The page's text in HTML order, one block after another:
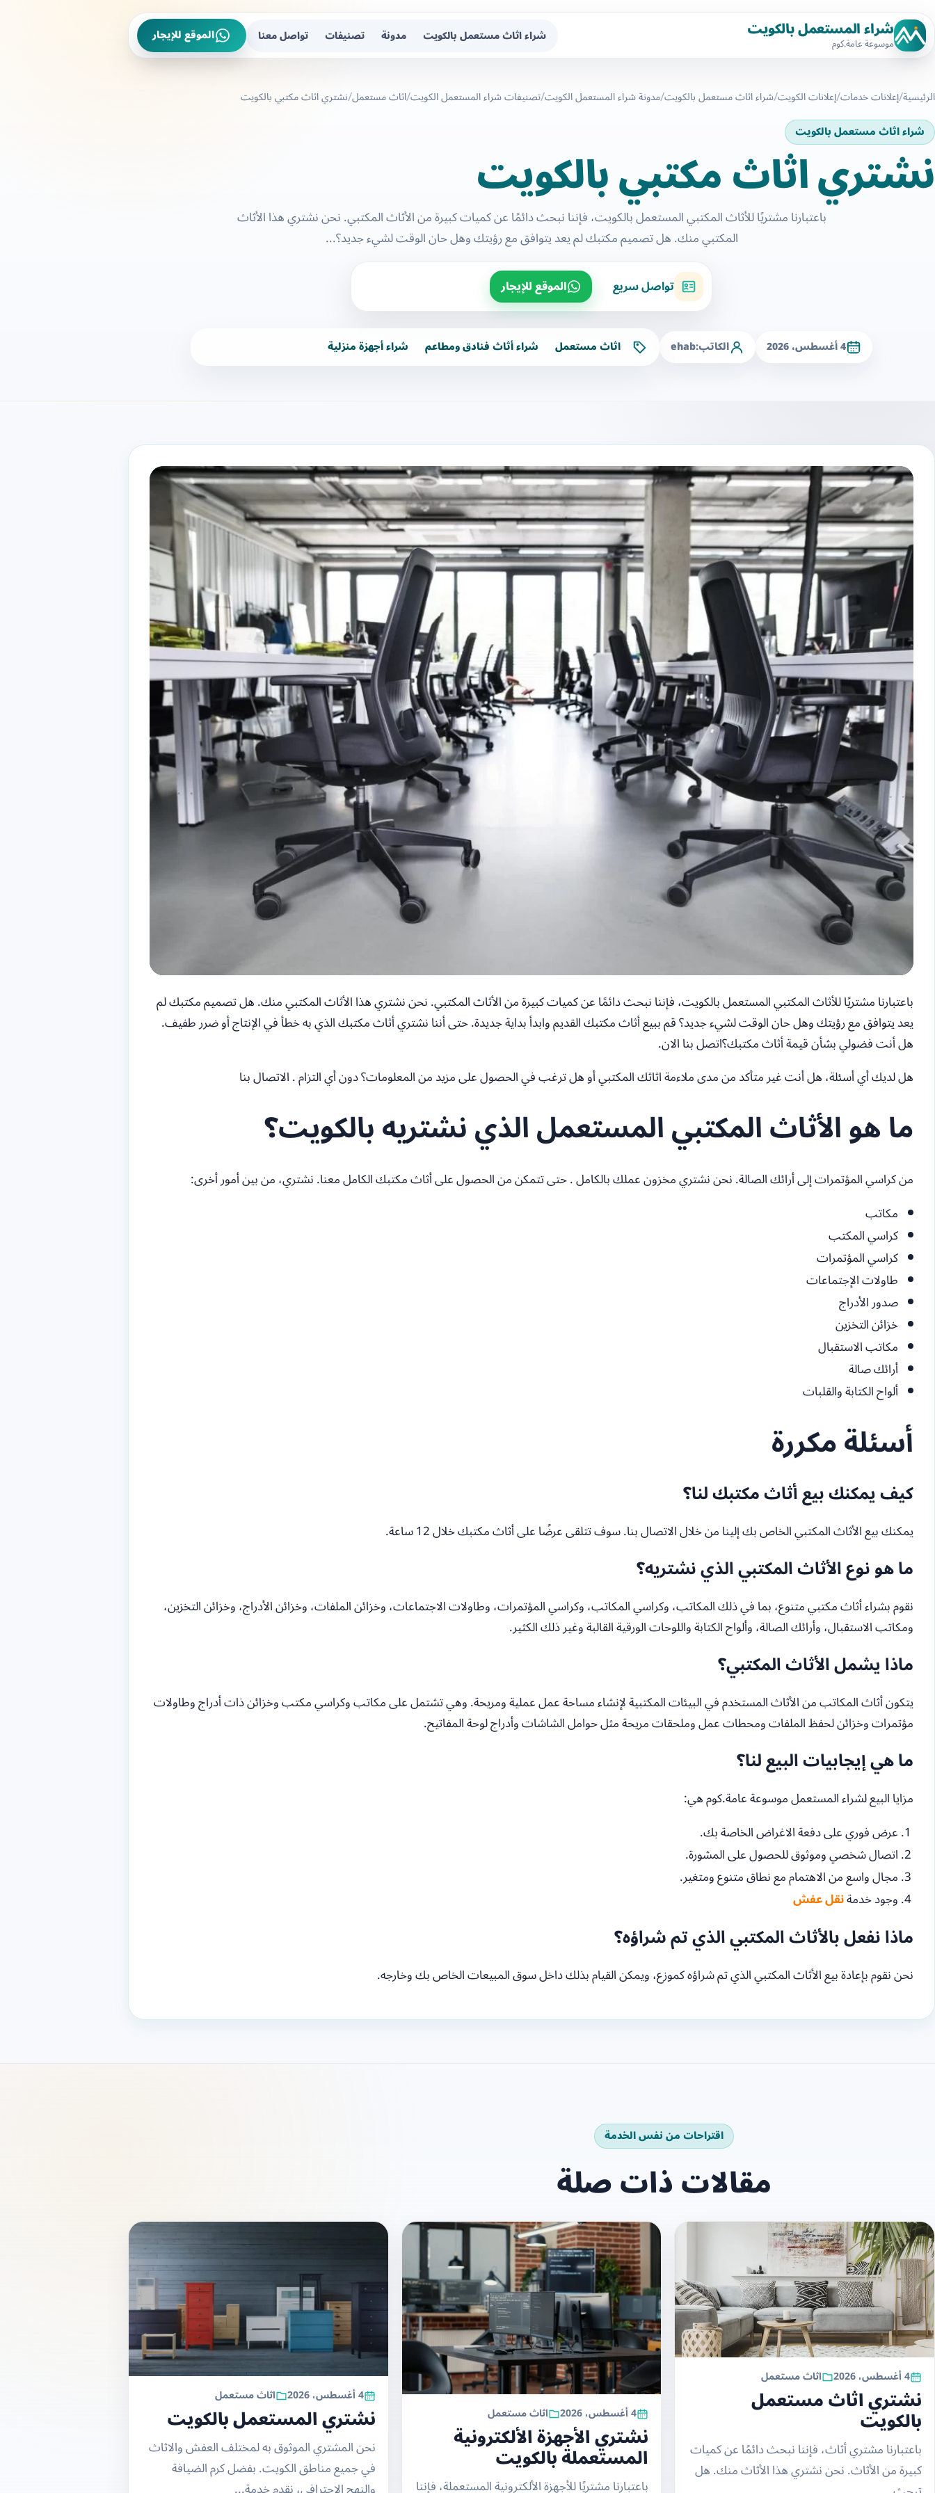
شراء المستعمل بالكويت
موسوعة عامة.كوم شراء اثاث مستعمل بالكويت مدونة تصنيفات تواصل معنا الموقع للإيجار
الرئيسية إعلانات خدمات إعلانات الكويت شراء اثاث مستعمل بالكويت مدونة شراء المستعمل الكويت تصنيفات شراء المستعمل الكويت اثاث مستعمل نشتري اثاث مكتبي بالكويت
شراء اثاث مستعمل بالكويت
نشتري اثاث مكتبي بالكويت
باعتبارنا مشتريًا للأثاث المكتبي المستعمل بالكويت، فإننا نبحث دائمًا عن كميات كبيرة من الأثاث المكتبي. نحن نشتري هذا الأثاث
المكتبي منك. هل تصميم مكتبك لم يعد يتوافق مع رؤيتك وهل حان الوقت لشيء جديد؟...
تواصل سريع الموقع للإيجار
4 أغسطس، 2026 الكاتب:ehab اثاث مستعمل شراء أثاث فنادق ومطاعم شراء أجهزة منزلية
باعتبارنا مشتريًا للأثاث المكتبي المستعمل بالكويت، فإننا نبحث دائمًا عن كميات كبيرة من الأثاث المكتبي. نحن نشتري هذا الأثاث المكتبي منك. هل تصميم مكتبك لم
يعد يتوافق مع رؤيتك وهل حان الوقت لشيء جديد؟ قم ببيع أثاث مكتبك القديم وابدأ بداية جديدة. حتى أننا نشتري أثاث مكتبك الذي به خطأ في الإنتاج أو ضرر طفيف.
هل أنت فضولي بشأن قيمة أثاث مكتبك؟اتصل بنا الان.
هل لديك أي أسئلة، هل أنت غير متأكد من مدى ملاءمة اثاثك المكتبي أو هل ترغب في الحصول على مزيد من المعلومات؟ دون أي التزام . الاتصال بنا
ما هو الأثاث المكتبي المستعمل الذي نشتريه بالكويت؟
من كراسي المؤتمرات إلى أرائك الصالة. نحن نشتري مخزون عملك بالكامل . حتى تتمكن من الحصول على أثاث مكتبك الكامل معنا. نشتري، من بين أمور أخرى:
مكاتب
كراسي المكتب
كراسي المؤتمرات
طاولات الإجتماعات
صدور الأدراج
خزائن التخزين
مكاتب الاستقبال
أرائك صالة
ألواح الكتابة والقلبات
أسئلة مكررة
كيف يمكنك بيع أثاث مكتبك لنا؟
يمكنك بيع الأثاث المكتبي الخاص بك إلينا من خلال الاتصال بنا. سوف تتلقى عرضًا على أثاث مكتبك خلال 12 ساعة.
ما هو نوع الأثاث المكتبي الذي نشتريه؟
نقوم بشراء أثاث مكتبي متنوع، بما في ذلك المكاتب، وكراسي المكاتب، وكراسي المؤتمرات، وطاولات الاجتماعات، وخزائن الملفات، وخزائن الأدراج، وخزائن التخزين،
ومكاتب الاستقبال، وأرائك الصالة، وألواح الكتابة واللوحات الورقية القالبة وغير ذلك الكثير.
ماذا يشمل الأثاث المكتبي؟
يتكون أثاث المكاتب من الأثاث المستخدم في البيئات المكتبية لإنشاء مساحة عمل عملية ومريحة. وهي تشتمل على مكاتب وكراسي مكتب وخزائن ذات أدراج وطاولات
مؤتمرات وخزائن لحفظ الملفات ومحطات عمل وملحقات مريحة مثل حوامل الشاشات وأدراج لوحة المفاتيح.
ما هي إيجابيات البيع لنا؟
مزايا البيع لشراء المستعمل موسوعة عامة.كوم هي:
عرض فوري على دفعة الاغراض الخاصة بك.
اتصال شخصي وموثوق للحصول على المشورة.
مجال واسع من الاهتمام مع نطاق متنوع ومتغير.
وجود خدمةنقل عفش
ماذا نفعل بالأثاث المكتبي الذي تم شراؤه؟
نحن نقوم بإعادة بيع الأثاث المكتبي الذي تم شراؤه كموزع، ويمكن القيام بذلك داخل سوق المبيعات الخاص بك وخارجه.
اقتراحات من نفس الخدمة
مقالات ذات صلة
4 أغسطس، 2026 اثاث مستعمل
نشتري اثاث مستعمل
بالكويت
باعتبارنا مشتري أثاث، فإننا نبحث دائمًا عن كميات
كبيرة من الأثاث. نحن نشتري هذا الأثاث منك. هل
4 أغسطس، 2026 اثاث مستعمل
نشتري الأجهزة الألكترونية
المستعملة بالكويت
باعتبارنا مشتريًا للأجهزة الألكترونية المستعملة، فإننا
4 أغسطس، 2026 اثاث مستعمل
نشتري المستعمل بالكويت
نحن المشتري الموثوق به لمختلف العفش والاثاث
في جميع مناطق الكويت. بفضل كرم الضيافة